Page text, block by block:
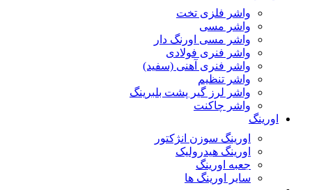
واشر فلزی تخت
واشر مسی
واشر مسی اورنگ دار
واشر فنری فولادی
واشر فنری آهنی (سفید)
واشر تنظیم
واشر لرز گیر پشت بلبرینگ
واشر چاکنت
اورینگ
اورینگ سوزن انژکتور
اورینگ هیدرولیک
جعبه اورینگ
سایر اورینگ ها